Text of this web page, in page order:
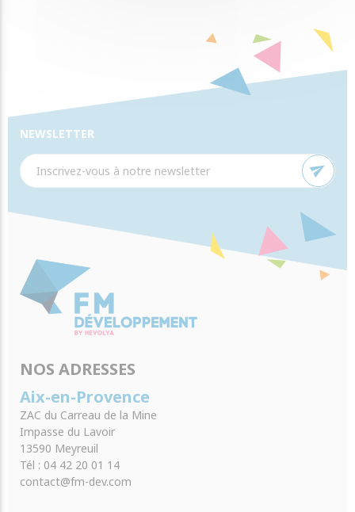
NEWSLETTER
send
NOS ADRESSES
Aix-en-Provence
ZAC du Carreau de la Mine
Impasse du Lavoir
13590 Meyreuil
Tél : 04 42 20 01 14
contact@fm-dev.com